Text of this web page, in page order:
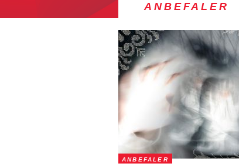
ANBEFALER
ANBEFALER